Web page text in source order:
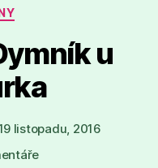
u
listopadu, 2016
u